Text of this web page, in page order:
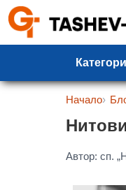
Начало
Автор: сп.